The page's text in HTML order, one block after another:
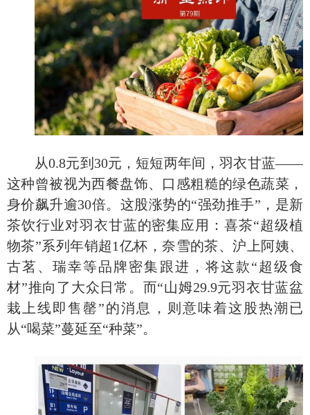
从0.8元到30元，短短两年间，羽衣甘蓝——
这种曾被视为西餐盘饰、口感粗糙的绿色蔬菜，
身价飙升逾30倍。这股涨势的“强劲推手”，是新
茶饮行业对羽衣甘蓝的密集应用：喜茶“超级植
物茶”系列年销超1亿杯，奈雪的茶、沪上阿姨、
古茗、瑞幸等品牌密集跟进，将这款“超级食
材”推向了大众日常。而“山姆29.9元羽衣甘蓝盆
栽上线即售罄”的消息，则意味着这股热潮已
从“喝菜”蔓延至“种菜”。